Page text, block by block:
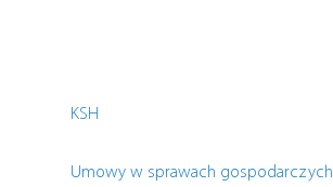
KSH
Umowy w sprawach gospodarczych